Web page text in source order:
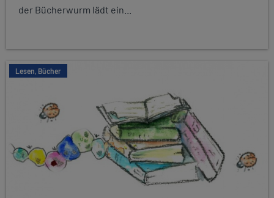
der Bücherwurm lädt ein...
Lesen, Bücher